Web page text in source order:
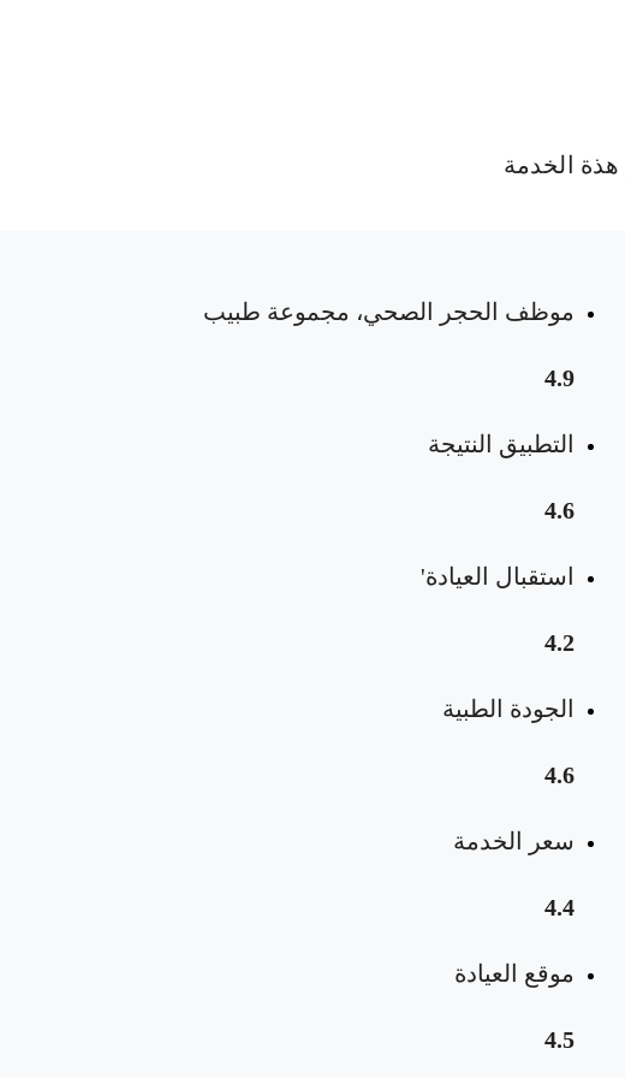
هذة الخدمة
موظف الحجر الصحي، مجموعة طبيب
4.9
التطبيق النتيجة
4.6
استقبال العيادة'
4.2
الجودة الطبية
4.6
سعر الخدمة
4.4
موقع العيادة
4.5